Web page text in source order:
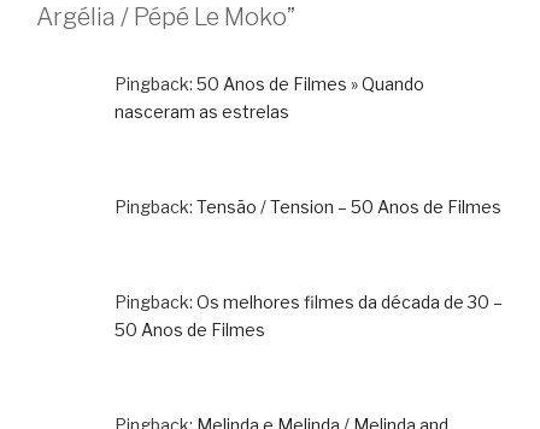
Argélia / Pépé Le Moko”
Pingback: 50 Anos de Filmes » Quando
nasceram as estrelas
Pingback: Tensão / Tension – 50 Anos de Filmes
Pingback: Os melhores filmes da década de 30 –
50 Anos de Filmes
Pingback: Melinda e Melinda / Melinda and